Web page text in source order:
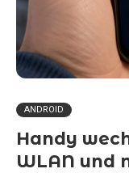
ANDROID
Handy
WLAN und